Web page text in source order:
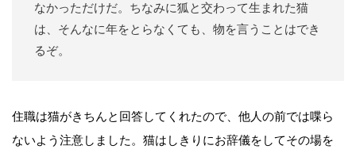
なかっただけだ。ちなみに狐と交わって生まれた猫
は、そんなに年をとらなくても、物を言うことはでき
るぞ。
住職は猫がきちんと回答してくれたので、他人の前では喋ら
ないよう注意しました。猫はしきりにお辞儀をしてその場を